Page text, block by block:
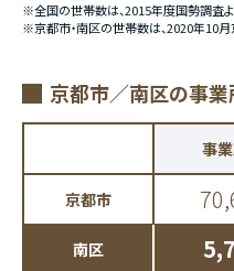
※全国の世帯数は、2015年度国勢調査よ
※京都市・南区の世帯数は、2020年10月
京都市／南区の事業
事
京都市
南区